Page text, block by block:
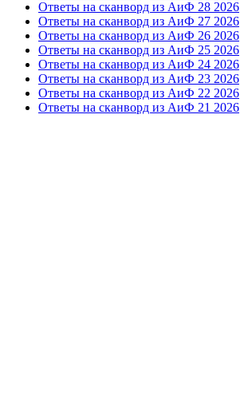
Ответы на сканворд из АиФ 28 2026
Ответы на сканворд из АиФ 27 2026
Ответы на сканворд из АиФ 26 2026
Ответы на сканворд из АиФ 25 2026
Ответы на сканворд из АиФ 24 2026
Ответы на сканворд из АиФ 23 2026
Ответы на сканворд из АиФ 22 2026
Ответы на сканворд из АиФ 21 2026